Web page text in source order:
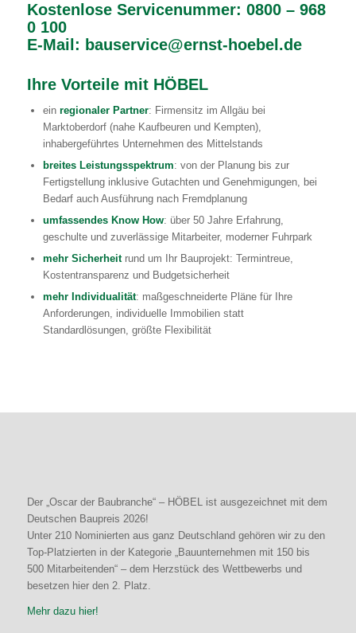
Kostenlose Servicenummer: 0800 – 968
0 100
E-Mail: bauservice@ernst-hoebel.de
Ihre Vorteile mit HÖBEL
ein regionaler Partner: Firmensitz im Allgäu bei
Marktoberdorf (nahe Kaufbeuren und Kempten),
inhabergeführtes Unternehmen des Mittelstands
breites Leistungsspektrum: von der Planung bis zur
Fertigstellung inklusive Gutachten und Genehmigungen, bei
Bedarf auch Ausführung nach Fremdplanung
umfassendes Know How: über 50 Jahre Erfahrung,
geschulte und zuverlässige Mitarbeiter, moderner Fuhrpark
mehr Sicherheitrund um Ihr Bauprojekt: Termintreue,
Kostentransparenz und Budgetsicherheit
mehr Individualität: maßgeschneiderte Pläne für Ihre
Anforderungen, individuelle Immobilien statt
Standardlösungen, größte Flexibilität
Der „Oscar der Baubranche“ – HÖBEL ist ausgezeichnet mit dem
Deutschen Baupreis 2026!
Unter 210 Nominierten aus ganz Deutschland gehören wir zu den
Top-Platzierten in der Kategorie „Bauunternehmen mit 150 bis
500 Mitarbeitenden“ – dem Herzstück des Wettbewerbs und
besetzen hier den 2. Platz.
Mehr dazu hier!